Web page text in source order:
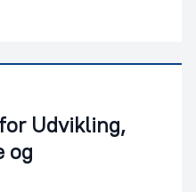
Udvikling,
og